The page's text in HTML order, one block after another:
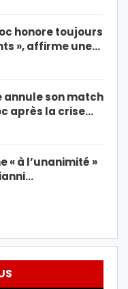
honore toujours
», affirme une…
annule son match
après la crise…
« à l’unanimité »